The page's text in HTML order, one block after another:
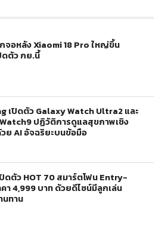
จอหลัง Xiaomi 18 Pro ใหญ่ขึ้น
ดตัว กย.นี้
เปิดตัว Galaxy Watch Ultra2 และ
ปฏิวัติการดูแลสุขภาพเชิง
ย AI อัจฉริยะบนข้อมือ
ดตัว HOT 70 สมาร์ตโฟน Entry-
า 4,999 บาท ด้วยดีไซน์มีลูกเล่น
นทาน